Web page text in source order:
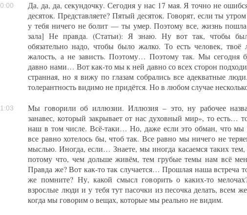
Да, да, да, секундочку. Сегодня у нас 17 мая. Я точно не
десяток. Представляете? Пятый десяток. Говорят, если ты
у тебя ничего не болит — ты умер. Поэтому все, жизнь
зала] Не правда. (Статьи): Я знаю. Ну вот так, чтобы
обязательно надо, чтобы было жалко. То есть человек,
жалость, а не зависть. Поэтому… Поэтому так. Мы сегодня
давно нами… Вот как-то мы к ней давно со всех сторон
странная, но я вижу по глазам собрались все адекватные
толерантность видимо не придётся. Но в любом случае
Мы говорили об иллюзии. Иллюзия – это, ну рабочее
занавес, который закрывает от нас духовный мир», то есть…
наш в том числе. Всё-таки… Но, даже если это обман, что мы
все равно хотелось бы, чтоб так. Все равно мы ничего не
мыслью. Иногда, если… Знаете, мы иногда касаемся таких тем,
потому что, чем дольше живём, тем грубые темы нам всё
Правда же? Вот как-то так случается… Прошлая наша встреча
же помните? Ну, какой смысл говорить о каких-то
взрослые люди и у тебя тут пасочки из песочка делать, всем
когда мы говорим о вещах, которые мы реально не видим.